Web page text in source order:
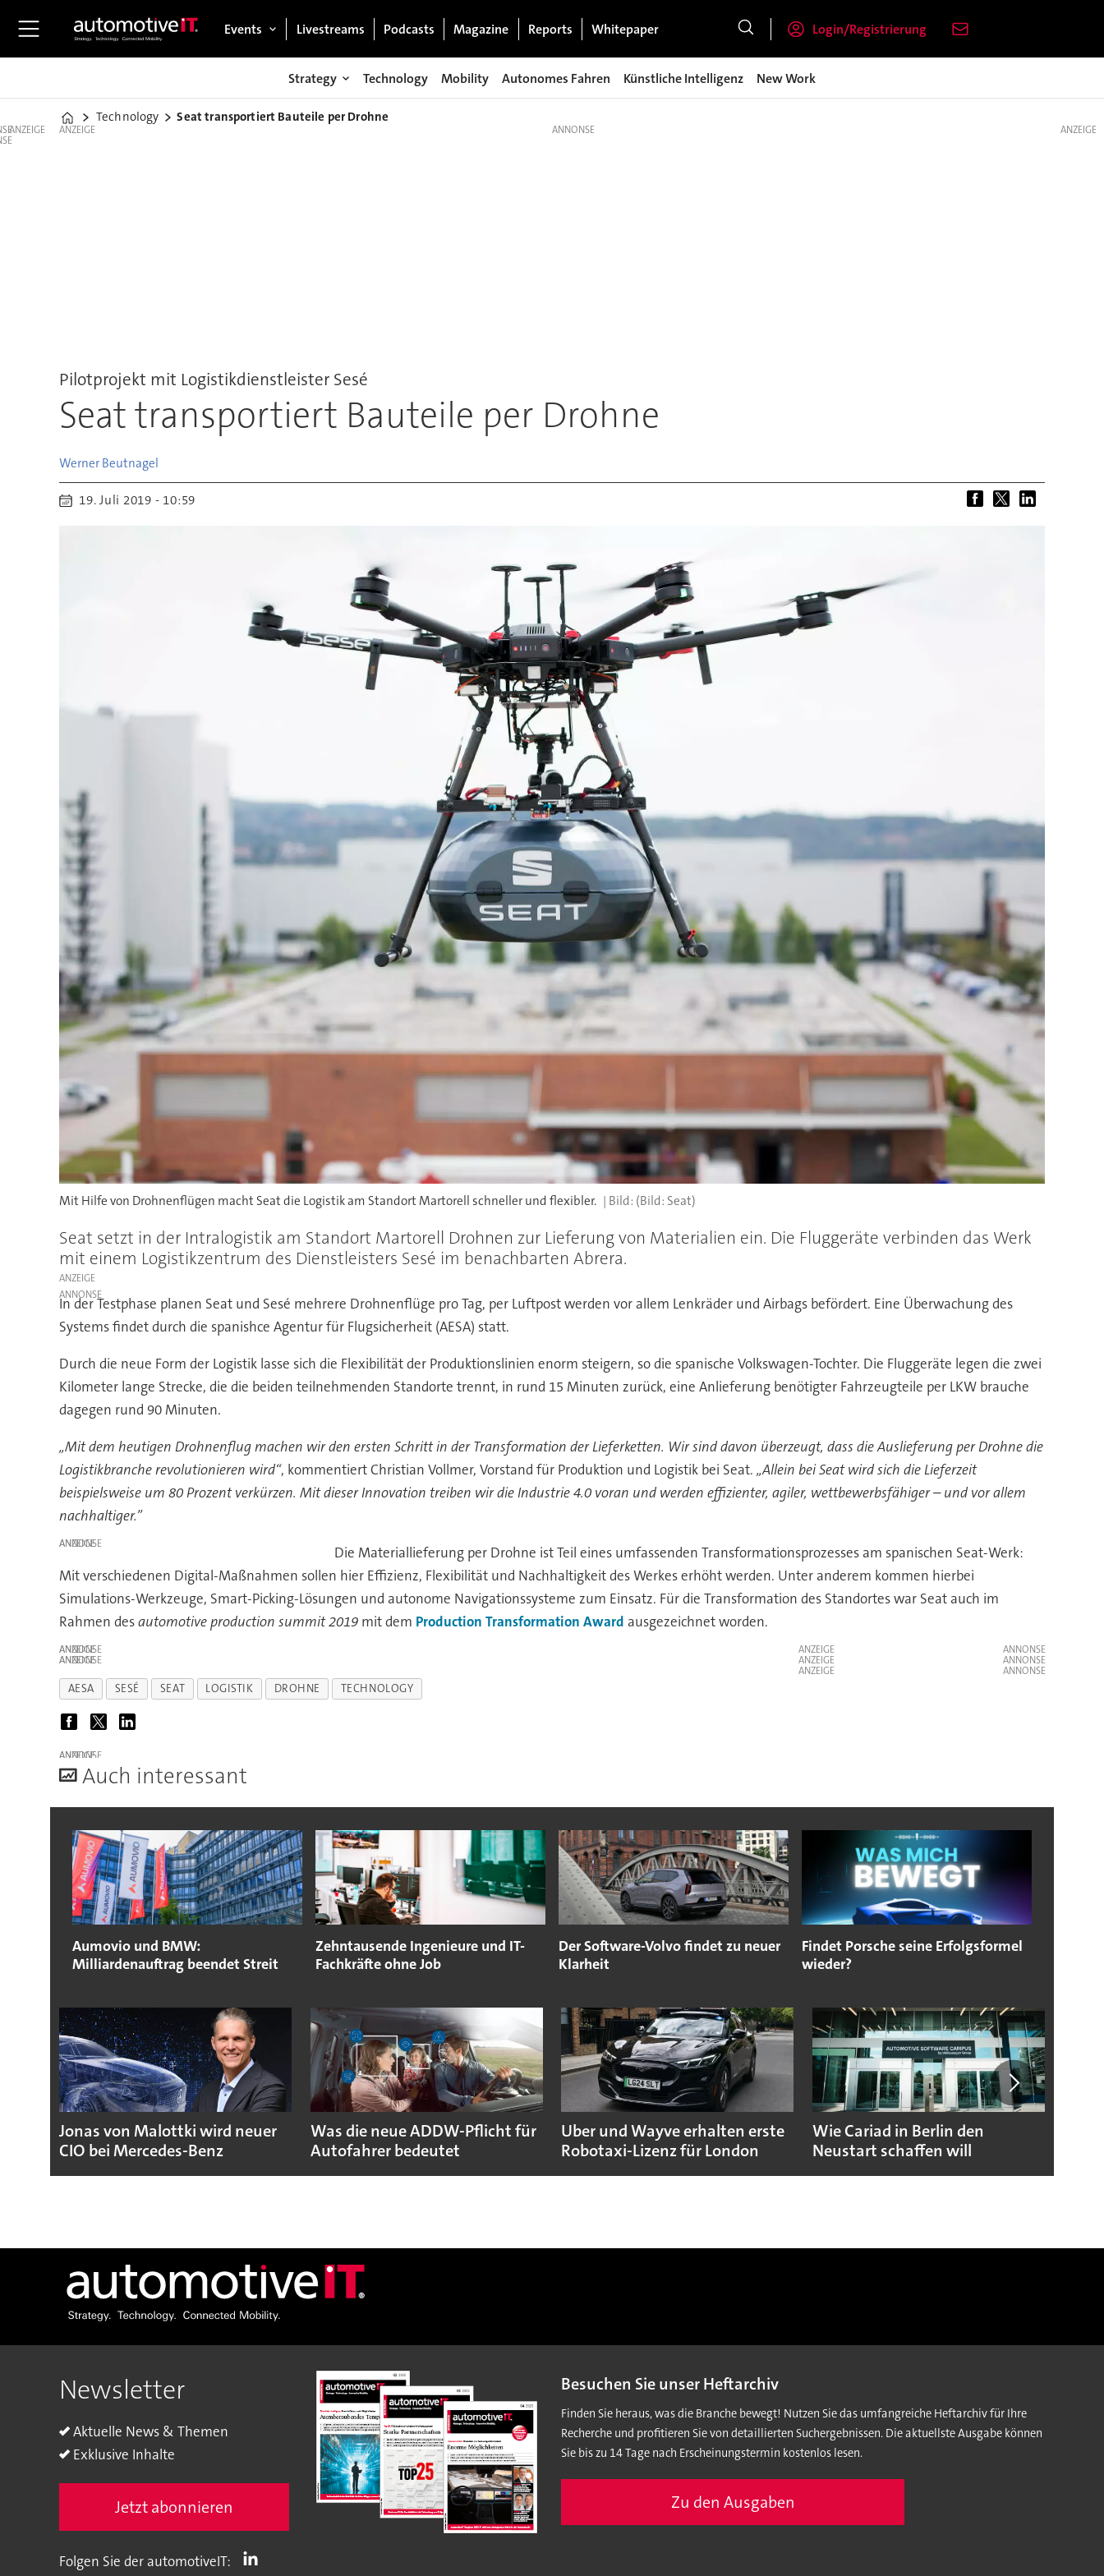
Events Livestreams Podcasts Magazine Reports Whitepaper Login/Registrierung
Strategy Technology Mobility Autonomes Fahren Künstliche Intelligenz New Work
Home
Technology Seat transportiert Bauteile per Drohne
ANZEIGE ANZEIGE
Pilotprojekt mit Logistikdienstleister Sesé
Seat transportiert Bauteile per Drohne
Werner Beutnagel
19. Juli 2019 - 10:59
Mit Hilfe von Drohnenflügen macht Seat die Logistik am Standort Martorell schneller und flexibler. (Bild: Seat)
Seat setzt in der Intralogistik am Standort Martorell Drohnen zur Lieferung von Materialien ein. Die Fluggeräte verbinden das Werk
mit einem Logistikzentrum des Dienstleisters Sesé im benachbarten Abrera.
ANZEIGE
In der Testphase planen Seat und Sesé mehrere Drohnenflüge pro Tag, per Luftpost werden vor allem Lenkräder und Airbags befördert. Eine Überwachung des
Systems findet durch die spanishce Agentur für Flugsicherheit (AESA) statt.
Durch die neue Form der Logistik lasse sich die Flexibilität der Produktionslinien enorm steigern, so die spanische Volkswagen-Tochter. Die Fluggeräte legen die zwei
Kilometer lange Strecke, die die beiden teilnehmenden Standorte trennt, in rund 15 Minuten zurück, eine Anlieferung benötigter Fahrzeugteile per LKW brauche
dagegen rund 90 Minuten.
„Mit dem heutigen Drohnenflug machen wir den ersten Schritt in der Transformation der Lieferketten. Wir sind davon überzeugt, dass die Auslieferung per Drohne die
Logistikbranche revolutionieren wird“, kommentiert Christian Vollmer, Vorstand für Produktion und Logistik bei Seat. „Allein bei Seat wird sich die Lieferzeit
beispielsweise um 80 Prozent verkürzen. Mit dieser Innovation treiben wir die Industrie 4.0 voran und werden effizienter, agiler, wettbewerbsfähiger – und vor allem
nachhaltiger.”
ANZEIGE
Die Materiallieferung per Drohne ist Teil eines umfassenden Transformationsprozesses am spanischen Seat-Werk:
Mit verschiedenen Digital-Maßnahmen sollen hier Effizienz, Flexibilität und Nachhaltigkeit des Werkes erhöht werden. Unter anderem kommen hierbei
Simulations-Werkzeuge, Smart-Picking-Lösungen und autonome Navigationssysteme zum Einsatz. Für die Transformation des Standortes war Seat auch im
Rahmen desautomotive production summit 2019mit dem Production Transformation Award ausgezeichnet worden.
ANZEIGE
ANZEIGE
ANZEIGE
ANZEIGE
ANZEIGE
AESA SESÉ SEAT LOGISTIK DROHNE TECHNOLOGY
ANZEIGE
Auch interessant
Aumovio und BMW:
Milliardenauftrag beendet Streit
Zehntausende Ingenieure und IT-
Fachkräfte ohne Job
Der Software-Volvo findet zu neuer
Klarheit
Findet Porsche seine Erfolgsformel
wieder?
Jonas von Malottki wird neuer
CIO bei Mercedes-Benz
Was die neue ADDW-Pflicht für
Autofahrer bedeutet
Uber und Wayve erhalten erste
Robotaxi-Lizenz für London
Wie Cariad in Berlin den
Neustart schaffen will
ANZEIGE
Newsletter
Aktuelle News & Themen
Exklusive Inhalte
Jetzt abonnieren
Besuchen Sie unser Heftarchiv
Finden Sie heraus, was die Branche bewegt! Nutzen Sie das umfangreiche Heftarchiv für Ihre
Recherche und profitieren Sie von detaillierten Suchergebnissen. Die aktuellste Ausgabe können
Sie bis zu 14 Tage nach Erscheinungstermin kostenlos lesen.
Zu den Ausgaben
Folgen Sie der automotiveIT: